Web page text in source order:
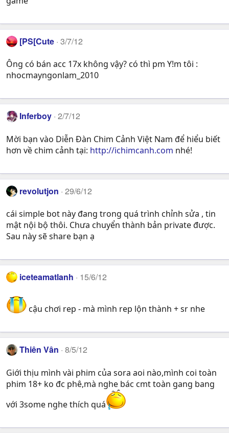
[PS[Cute 3/7/12
Ông có bán acc 17x không vậy? có thì pm Y!m tôi :
nhocmayngonlam_2010
Inferboy 2/7/12
Mời bạn vào Diễn Đàn Chim Cảnh Việt Nam để hiểu biết
hơn về chim cảnh tại: http://ichimcanh.com nhé!
revolutjon 29/6/12
cái simple bot này đang trong quá trình chỉnh sửa , tin
mật nội bộ thôi. Chưa chuyển thành bản private được.
Sau này sẽ share bạn ạ
iceteamatlanh 15/6/12
cậu chơi rep - mà mình rep lộn thành + sr nhe
Thiên Vân 8/5/12
Giới thịu mình vài phim của sora aoi nào,mình coi toàn
phim 18+ ko đc phê,mà nghe bác cmt toàn gang bang
với 3some nghe thích quá